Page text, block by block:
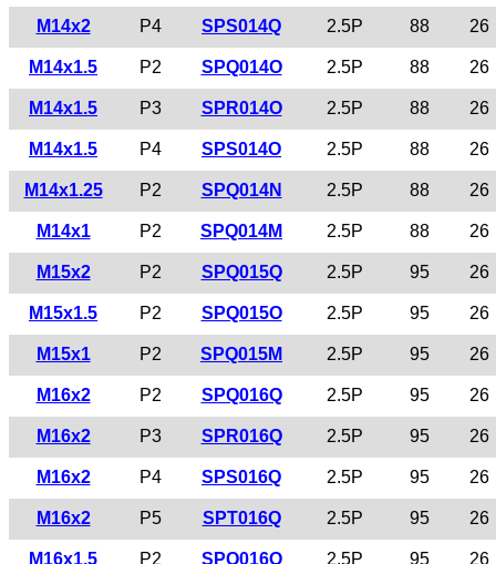
M14x2 P4 SPS014Q 2.5P 88 26
M14x1.5 P2 SPQ014O 2.5P 88 26
M14x1.5 P3 SPR014O 2.5P 88 26
M14x1.5 P4 SPS014O 2.5P 88 26
M14x1.25 P2 SPQ014N 2.5P 88 26
M14x1 P2 SPQ014M 2.5P 88 26
M15x2 P2 SPQ015Q 2.5P 95 26
M15x1.5 P2 SPQ015O 2.5P 95 26
M15x1 P2 SPQ015M 2.5P 95 26
M16x2 P2 SPQ016Q 2.5P 95 26
M16x2 P3 SPR016Q 2.5P 95 26
M16x2 P4 SPS016Q 2.5P 95 26
M16x2 P5 SPT016Q 2.5P 95 26
M16x1.5 P2 SPQ016O 2.5P 95 26